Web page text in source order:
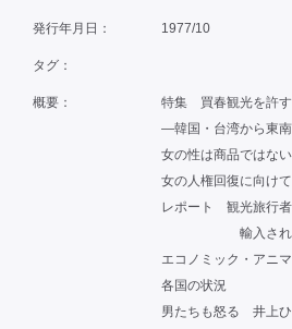
発行年月日： 1977/10
タグ：
概要：
特集 買春観光を許
—韓国・台湾から東
女の性は商品ではない
女の人権回復に向け
レポート 観光旅行
輸入される
エコノミック・アニ
各国の状況
男たちも怒る 井上ひ